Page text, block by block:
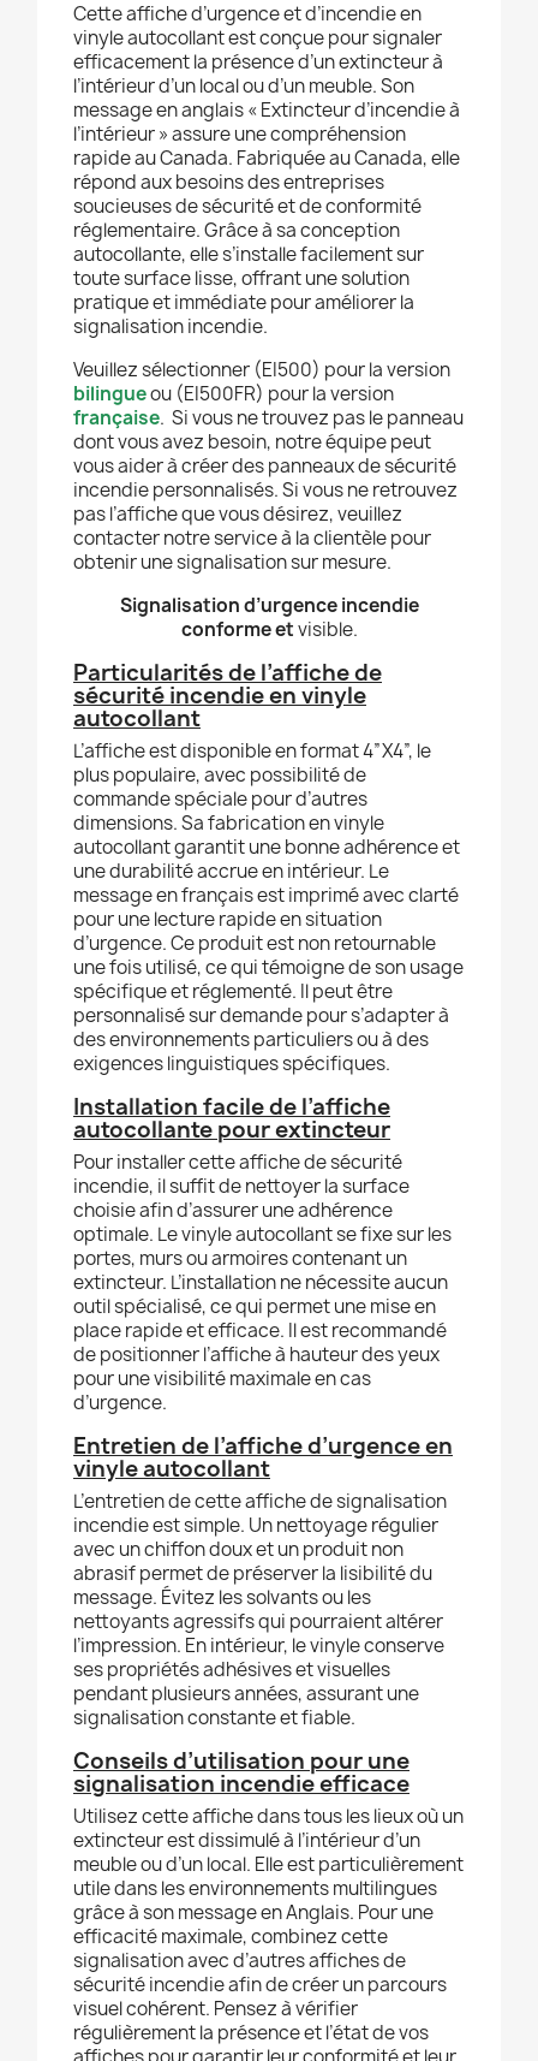
Cette affiche d’urgence et d’incendie en
vinyle autocollant est conçue pour signaler
efficacement la présence d’un extincteur à
l’intérieur d’un local ou d’un meuble. Son
message en anglais « Extincteur d’incendie à
l’intérieur » assure une compréhension
rapide au Canada. Fabriquée au Canada, elle
répond aux besoins des entreprises
soucieuses de sécurité et de conformité
réglementaire. Grâce à sa conception
autocollante, elle s’installe facilement sur
toute surface lisse, offrant une solution
pratique et immédiate pour améliorer la
signalisation incendie.
Veuillez sélectionner (EI500) pour la version
bilingueou (EI500FR) pour la version
française. Si vous ne trouvez pas le panneau
dont vous avez besoin, notre équipe peut
vous aider à créer des panneaux de sécurité
incendie personnalisés. Si vous ne retrouvez
pas l’affiche que vous désirez, veuillez
contacter notre service à la clientèle pour
obtenir une signalisation sur mesure.
Signalisation d’urgence incendie
conforme etvisible.
Particularités de l’affiche de
sécurité incendie en vinyle
autocollant
L’affiche est disponible en format 4”X4”, le
plus populaire, avec possibilité de
commande spéciale pour d’autres
dimensions. Sa fabrication en vinyle
autocollant garantit une bonne adhérence et
une durabilité accrue en intérieur. Le
message en français est imprimé avec clarté
pour une lecture rapide en situation
d’urgence. Ce produit est non retournable
une fois utilisé, ce qui témoigne de son usage
spécifique et réglementé. Il peut être
personnalisé sur demande pour s’adapter à
des environnements particuliers ou à des
exigences linguistiques spécifiques.
Installation facile de l’affiche
autocollante pour extincteur
Pour installer cette affiche de sécurité
incendie, il suffit de nettoyer la surface
choisie afin d’assurer une adhérence
optimale. Le vinyle autocollant se fixe sur les
portes, murs ou armoires contenant un
extincteur. L’installation ne nécessite aucun
outil spécialisé, ce qui permet une mise en
place rapide et efficace. Il est recommandé
de positionner l’affiche à hauteur des yeux
pour une visibilité maximale en cas
d’urgence.
Entretien de l’affiche d’urgence en
vinyle autocollant
L’entretien de cette affiche de signalisation
incendie est simple. Un nettoyage régulier
avec un chiffon doux et un produit non
abrasif permet de préserver la lisibilité du
message. Évitez les solvants ou les
nettoyants agressifs qui pourraient altérer
l’impression. En intérieur, le vinyle conserve
ses propriétés adhésives et visuelles
pendant plusieurs années, assurant une
signalisation constante et fiable.
Conseils d’utilisation pour une
signalisation incendie efficace
Utilisez cette affiche dans tous les lieux où un
extincteur est dissimulé à l’intérieur d’un
meuble ou d’un local. Elle est particulièrement
utile dans les environnements multilingues
grâce à son message en Anglais. Pour une
efficacité maximale, combinez cette
signalisation avec d’autres affiches de
sécurité incendie afin de créer un parcours
visuel cohérent. Pensez à vérifier
régulièrement la présence et l’état de vos